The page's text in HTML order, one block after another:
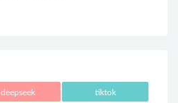
deepseek tiktok